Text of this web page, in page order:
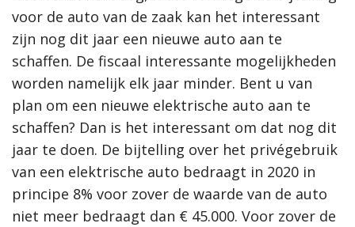
voor de auto van de zaak kan het interessant
zijn nog dit jaar een nieuwe auto aan te
schaffen. De fiscaal interessante mogelijkheden
worden namelijk elk jaar minder. Bent u van
plan om een nieuwe elektrische auto aan te
schaffen? Dan is het interessant om dat nog dit
jaar te doen. De bijtelling over het privégebruik
van een elektrische auto bedraagt in 2020 in
principe 8% voor zover de waarde van de auto
niet meer bedraagt dan € 45.000. Voor zover de